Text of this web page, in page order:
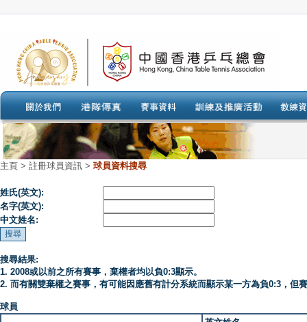
主頁 > 註冊球員資訊 > 球員資料搜尋
姓氏(英文):
名字(英文):
中文姓名:
搜尋結果:
1. 2008或以前之所有賽事，棄權者均以負0:3顯示。
2. 而有關雙棄權之賽事，有可能因應舊有計分系統而顯示某一方為負0:3，但
球員